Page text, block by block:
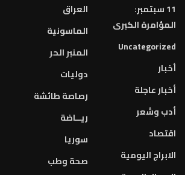
11 سبتمبر:
المؤامرة الكبرى
Uncategorized
أخبار
أخبار عاجلة
أدب وشعر
اقتصاد
الابراج اليومية
العراق
الماسونية
المنبر الحر
دوليات
رصاصة طائشة
ريــاضة
سوريا
صحة وطب